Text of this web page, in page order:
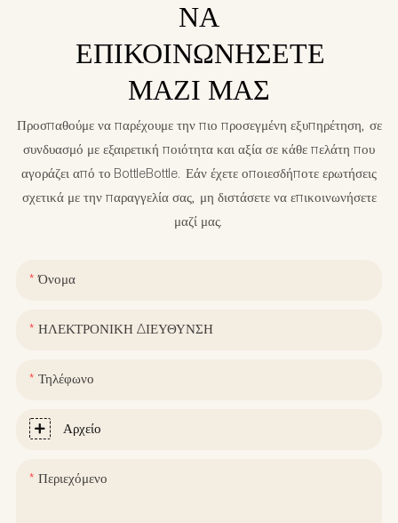
ΝΑ
ΕΠΙΚΟΙΝΩΝΉΣΕΤΕ
ΜΑΖΊ ΜΑΣ
Προσπαθούμε να παρέχουμε την πιο προσεγμένη εξυπηρέτηση, σε
συνδυασμό με εξαιρετική ποιότητα και αξία σε κάθε πελάτη που
αγοράζει από το BottleBottle. Εάν έχετε οποιεσδήποτε ερωτήσεις
σχετικά με την παραγγελία σας, μη διστάσετε να επικοινωνήσετε
μαζί μας.
Όνομα
ΗΛΕΚΤΡΟΝΙΚΗ ΔΙΕΥΘΥΝΣΗ
Τηλέφωνο
Αρχείο
Περιεχόμενο